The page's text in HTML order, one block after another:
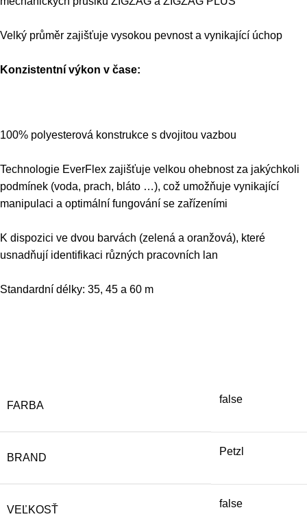
Velký průměr zajišťuje vysokou pevnost a vynikající úchop
Konzistentní výkon v čase:
100% polyesterová konstrukce s dvojitou vazbou
Technologie EverFlex zajišťuje velkou ohebnost za jakýchkoli
podmínek (voda, prach, bláto …), což umožňuje vynikající
manipulaci a optimální fungování se zařízeními
K dispozici ve dvou barvách (zelená a oranžová), které
usnadňují identifikaci různých pracovních lan
Standardní délky: 35, 45 a 60 m
FARBA
false
BRAND
Petzl
VEĽKOSŤ
false